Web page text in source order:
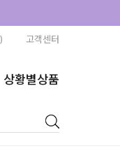
고객센터
상황별상품